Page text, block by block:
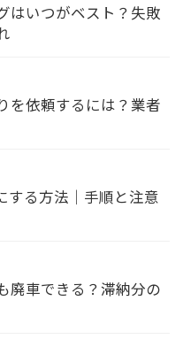
はいつがベスト？失敗
を依頼するには？業者
する方法｜手順と注意
廃車できる？滞納分の